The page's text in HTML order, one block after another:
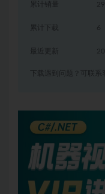
累计销量 29
累计下载 6
下载遇到问题？可联系